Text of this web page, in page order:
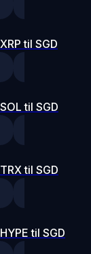
XRP til SGD
SOL til SGD
TRX til SGD
HYPE til SGD